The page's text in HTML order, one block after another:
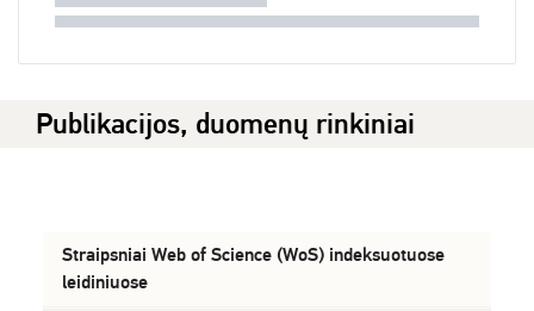
Publikacijos, duomenų rinkiniai
Straipsniai Web of Science (WoS) indeksuotuose
leidiniuose